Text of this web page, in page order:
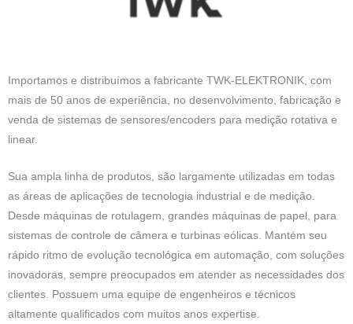
Importamos e distribuímos a fabricante TWK-ELEKTRONIK, com
mais de 50 anos de experiência, no desenvolvimento, fabricação e
venda de sistemas de sensores/encoders para medição rotativa e
linear.
Sua ampla linha de produtos, são largamente utilizadas em todas
as áreas de aplicações de tecnologia industrial e de medição.
Desde máquinas de rotulagem, grandes máquinas de papel, para
sistemas de controle de câmera e turbinas eólicas. Mantém seu
rápido ritmo de evolução tecnológica em automação, com soluções
inovadoras, sempre preocupados em atender as necessidades dos
clientes. Possuem uma equipe de engenheiros e técnicos
altamente qualificados com muitos anos expertise.